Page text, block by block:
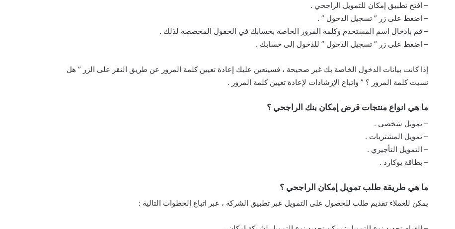
– افتح تطبيق إمكان للتمويل الراجحي .
– اضغط على زر ” تسجيل الدخول ” .
– قم بإدخال اسم المستخدم وكلمة المرور الخاصة بحسابك في الحقول المخصصة لذلك .
– اضغط على زر ” تسجيل الدخول ” للدخول إلى حسابك .
إذا كانت بيانات الدخول الخاصة بك غير صحيحة ، فسيتعين عليك إعادة تعيين كلمة المرور عن طريق النقر على الزر ” هل
نسيت كلمة المرور ؟ ” واتباع الإرشادات لإعادة تعيين كلمة المرور .
ما هي انواع منتجات قرض إمكان بنك الراجحي ؟
– تمويل شخصي .
– تمويل المشتريات .
– التمويل التأجيري .
– بطاقة يوكارد .
ما هي طريقة طلب تمويل إمكان الراجحي ؟
يمكن للعملاء تقديم طلب للحصول على التمويل عبر تطبيق الشركة ، عبر اتباع الخطوات التالية :